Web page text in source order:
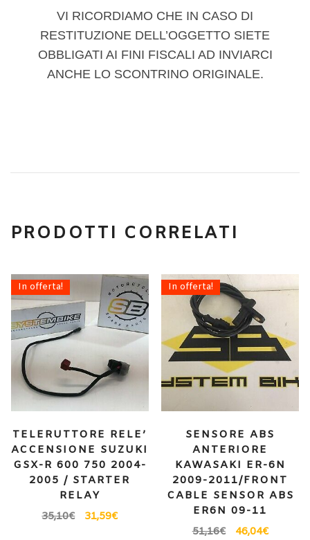
VI RICORDIAMO CHE IN CASO DI
RESTITUZIONE DELL’OGGETTO SIETE
OBBLIGATI AI FINI FISCALI AD INVIARCI
ANCHE LO SCONTRINO ORIGINALE.
PRODOTTI CORRELATI
In offerta!
TELERUTTORE RELE’
ACCENSIONE SUZUKI
GSX-R 600 750 2004-
2005 / STARTER
RELAY
35,10€ 31,59€
In offerta!
SENSORE ABS
ANTERIORE
KAWASAKI ER-6N
2009-2011/FRONT
CABLE SENSOR ABS
ER6N 09-11
51,16€ 46,04€